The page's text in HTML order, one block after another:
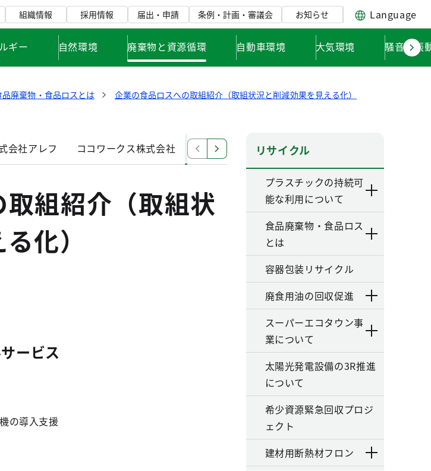
組織情報 採用情報 届出・申請 条例・計画・審議会 お知らせ Language
ギー 自然環境 廃棄物と資源循環 自動車環境 大気環境 騒音・振
品廃棄物・食品ロスとは
企業の食品ロスへの取組紹介（取組状況と削減効果を見える化）
会社アレフ ココワークス株式会社 株式会社アークビルサービス
組紹介（取組状
化）
ービス
の導入支援
リサイクル
プラスチックの持続可
能な利用について
食品廃棄物・食品ロス
とは
容器包装リサイクル
廃食用油の回収促進
スーパーエコタウン事
業について
太陽光発電設備の3R推進
について
希少資源緊急回収プロジ
ェクト
建材用断熱材フロン